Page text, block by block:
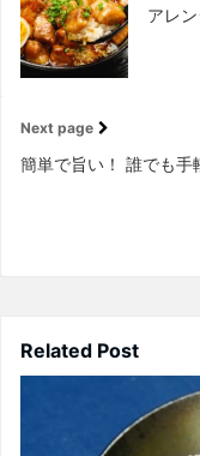
アレ
Next page
簡単で旨い！ 誰でも手
Related Post